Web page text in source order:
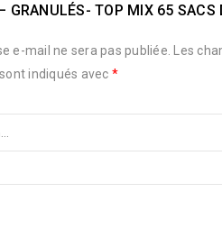
GRANULÉS- TOP MIX 65 SACS
e-mail ne sera pas publiée.
Les
indiqués avec *